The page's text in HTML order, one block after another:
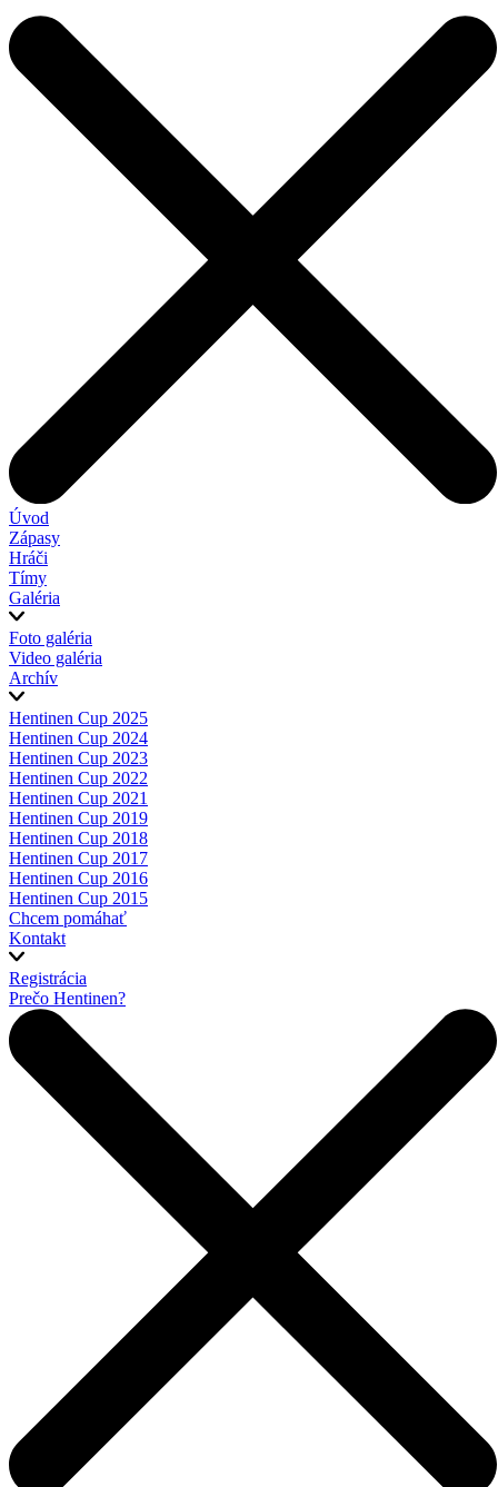
Úvod
Zápasy
Hráči
Tímy
Galéria
Foto galéria
Video galéria
Archív
Hentinen Cup 2025
Hentinen Cup 2024
Hentinen Cup 2023
Hentinen Cup 2022
Hentinen Cup 2021
Hentinen Cup 2019
Hentinen Cup 2018
Hentinen Cup 2017
Hentinen Cup 2016
Hentinen Cup 2015
Chcem pomáhať
Kontakt
Registrácia
Prečo Hentinen?